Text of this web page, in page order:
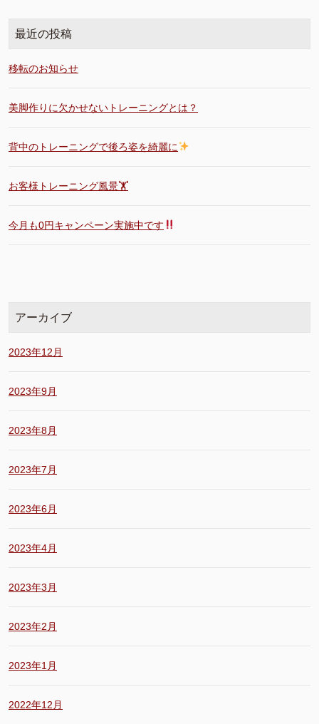
最近の投稿
移転のお知らせ
美脚作りに欠かせないトレーニングとは？
背中のトレーニングで後ろ姿を綺麗に
お客様トレーニング風景🏋️
今月も0円キャンペーン実施中です
アーカイブ
2023年12月
2023年9月
2023年8月
2023年7月
2023年6月
2023年4月
2023年3月
2023年2月
2023年1月
2022年12月